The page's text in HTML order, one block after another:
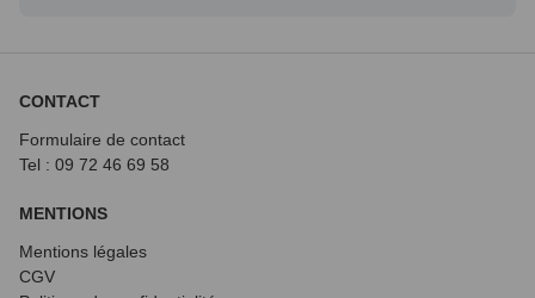
CONTACT
Formulaire de contact
Tel : 09 72 46 69 58
MENTIONS
Mentions légales
CGV